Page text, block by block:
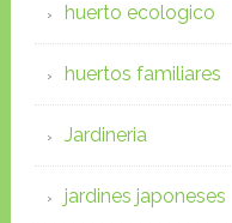
huerto ecologico
huertos familiares
Jardineria
jardines japoneses